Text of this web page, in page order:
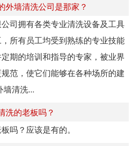
外墙清洗公司是那家？
司拥有各类专业清洗设备及工具
所有员工均受到熟练的专业技能
期的培训和指导的专家，被业界
范，使它们能够在各种场所的建
墙清洗...
洗的老板吗？
吗？应该是有的。